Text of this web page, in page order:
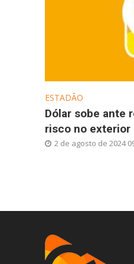
ESTADÃO
Dólar sobe ante
risco no exterior
2 de agosto de 2024